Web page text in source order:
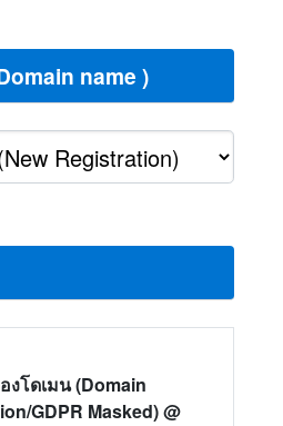
name )
โดเมน (Domain
GDPR Masked)@